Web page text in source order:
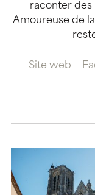
raconter des
Amoureuse de
Site web